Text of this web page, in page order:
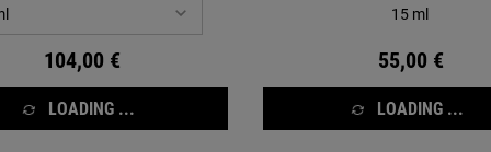
104,00 €
LOADING ...
15 ml
55,00 €
LOADING ...